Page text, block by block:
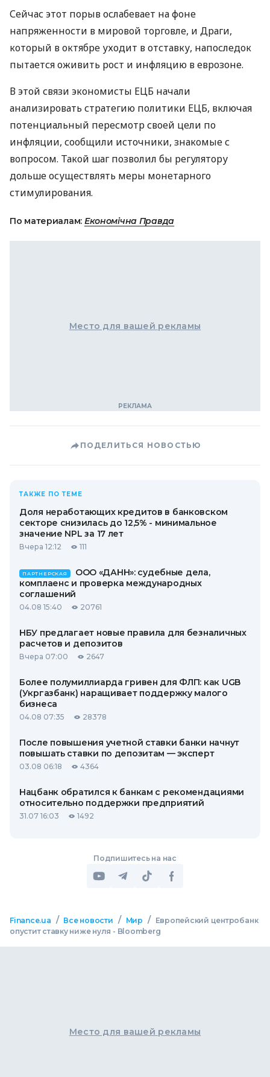
Сейчас этот порыв ослабевает на фоне
напряженности в мировой торговле, и Драги,
который в октябре уходит в отставку, напоследок
пытается оживить рост и инфляцию в еврозоне.
В этой связи экономисты ЕЦБ начали
анализировать стратегию политики ЕЦБ, включая
потенциальный пересмотр своей цели по
инфляции, сообщили источники, знакомые с
вопросом. Такой шаг позволил бы регулятору
дольше осуществлять меры монетарного
стимулирования.
По материалам: Економічна Правда
Место для вашей рекламы
ПОДЕЛИТЬСЯ НОВОСТЬЮ
ТАКЖЕ ПО ТЕМЕ
Доля неработающих кредитов в банковском
секторе снизилась до 12,5% - минимальное
значение NPL за 17 лет
Вчера 12:12 111
ПАРТНЕРСКАЯ
ООО «ДАНН»: судебные дела,
комплаенс и проверка международных
соглашений
04.08 15:40 20761
НБУ предлагает новые правила для безналичных
расчетов и депозитов
Вчера 07:00 2647
Более полумиллиарда гривен для ФЛП: как UGB
(Укргазбанк) наращивает поддержку малого
бизнеса
04.08 07:35 28378
После повышения учетной ставки банки начнут
повышать ставки по депозитам — эксперт
03.08 06:18 4364
Нацбанк обратился к банкам с рекомендациями
относительно поддержки предприятий
31.07 16:03 1492
Подпишитесь на нас
Finance.ua / Все новости / Мир /
Европейский центробанк
опустит ставку ниже нуля - Bloomberg
Место для вашей рекламы